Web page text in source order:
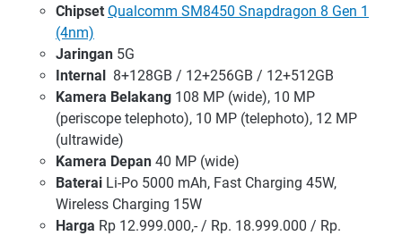
Chipset Qualcomm SM8450 Snapdragon 8 Gen 1
(4nm)
Jaringan 5G
Internal
8+128GB / 12+256GB / 12+512GB
Kamera Belakang 108 MP (wide), 10 MP
(periscope telephoto), 10 MP (telephoto), 12 MP
(ultrawide)
Kamera Depan 40 MP (wide)
Baterai Li-Po 5000 mAh, Fast Charging 45W,
Wireless Charging 15W
Harga Rp 12.999.000,- / Rp. 18.999.000 / Rp.